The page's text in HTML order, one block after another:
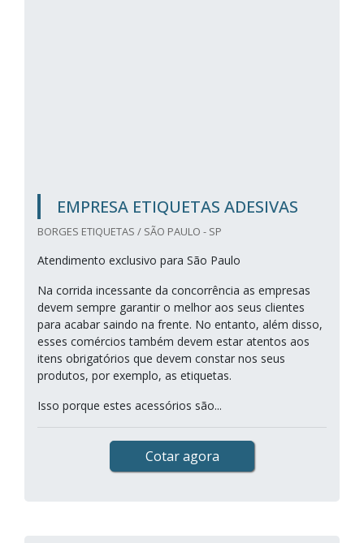
EMPRESA ETIQUETAS ADESIVAS
BORGES ETIQUETAS / SÃO PAULO - SP
Atendimento exclusivo para São Paulo
Na corrida incessante da concorrência as empresas
devem sempre garantir o melhor aos seus clientes
para acabar saindo na frente. No entanto, além disso,
esses comércios também devem estar atentos aos
itens obrigatórios que devem constar nos seus
produtos, por exemplo, as etiquetas.
Isso porque estes acessórios são...
Cotar agora